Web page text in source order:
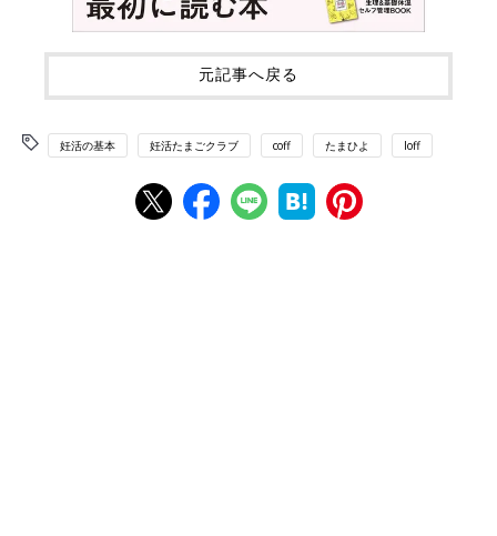
元記事へ戻る
妊活の基本 妊活たまごクラブ coff たまひよ loff